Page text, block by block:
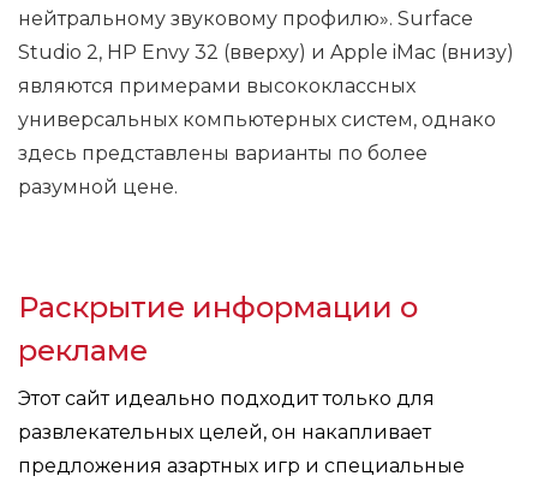
нейтральному звуковому профилю». Surface
Studio 2, HP Envy 32 (вверху) и Apple iMac (внизу)
являются примерами высококлассных
универсальных компьютерных систем, однако
здесь представлены варианты по более
разумной цене.
Раскрытие информации о
рекламе
Этот сайт идеально подходит только для
развлекательных целей, он накапливает
предложения азартных игр и специальные